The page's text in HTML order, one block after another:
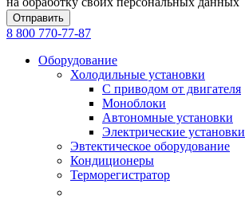
Отправить
8 800 770-77-87
Оборудование
Холодильные установки
С приводом от двигателя
Моноблоки
Автономные установки
Электрические установки
Эвтектическое оборудование
Кондиционеры
Терморегистратор